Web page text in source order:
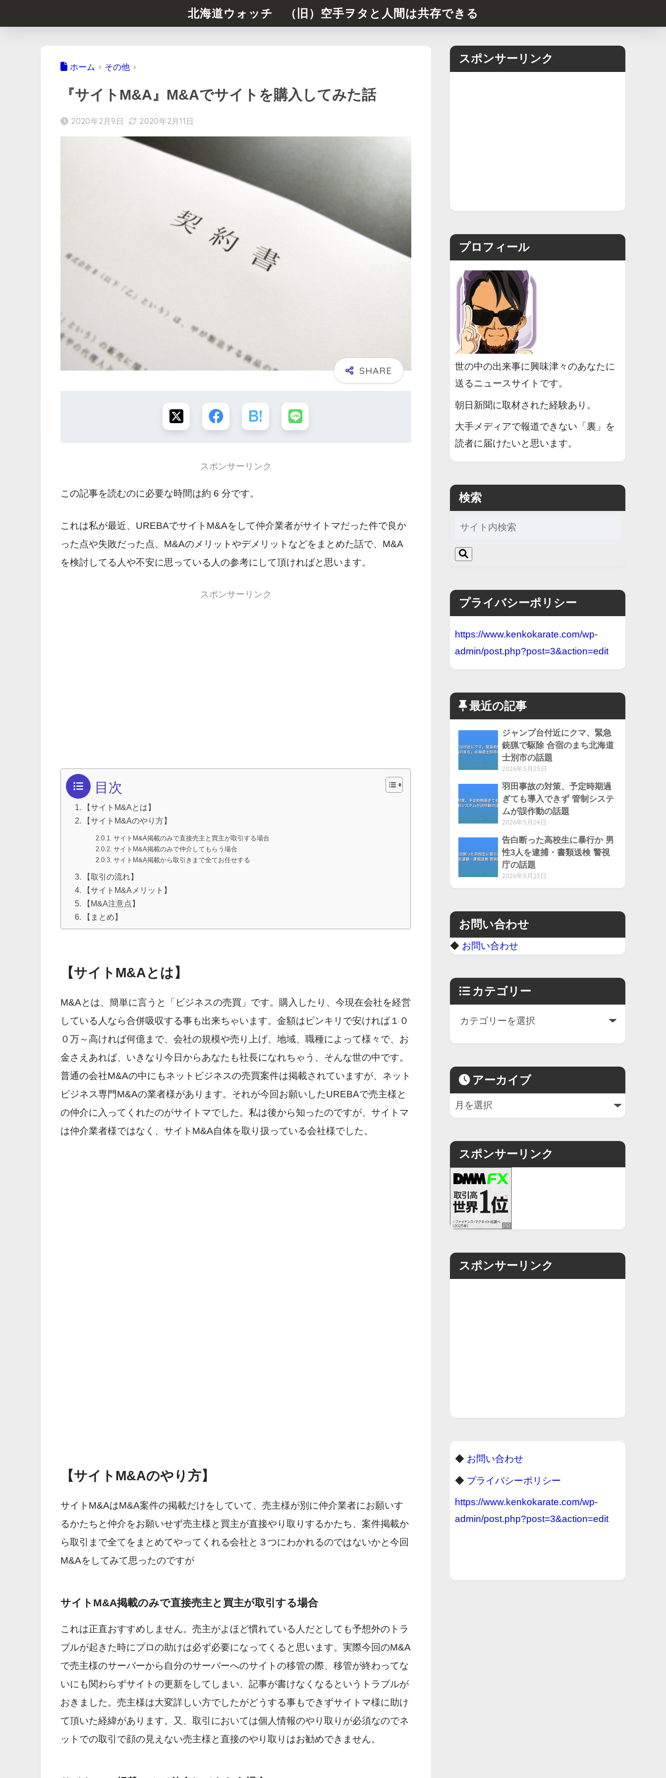
北海道ウォッチ （旧）空手ヲタと人間は共存できる
ホーム その他
『サイトM&A』M&Aでサイトを購入してみた話
2020年2月9日 2020年2月11日
スポンサーリンク
この記事を読むのに必要な時間は約 6 分です。
これは私が最近、UREBAでサイトM&Aをして仲介業者がサイトマだった件で良か
った点や失敗だった点、M&Aのメリットやデメリットなどをまとめた話で、M&A
を検討してる人や不安に思っている人の参考にして頂ければと思います。
スポンサーリンク
目次
【サイトM&Aとは】
【サイトM&Aのやり方】
サイトM&A掲載のみで直接売主と買主が取引する場合
サイトM&A掲載のみで仲介してもらう場合
サイトM&A掲載から取引きまで全てお任せする
【取引の流れ】
【サイトM&Aメリット】
【M&A注意点】
【まとめ】
【サイトM&Aとは】
M&Aとは、簡単に言うと「ビジネスの売買」です。購入したり、今現在会社を経営
している人なら合併吸収する事も出来ちゃいます。金額はピンキリで安ければ１０
０万～高ければ何億まで、会社の規模や売り上げ、地域、職種によって様々で、お
金さえあれば、いきなり今日からあなたも社長になれちゃう、そんな世の中です。
普通の会社M&Aの中にもネットビジネスの売買案件は掲載されていますが、ネット
ビジネス専門M&Aの業者様があります。それが今回お願いしたUREBAで売主様と
の仲介に入ってくれたのがサイトマでした。私は後から知ったのですが、サイトマ
は仲介業者様ではなく、サイトM&A自体を取り扱っている会社様でした。
【サイトM&Aのやり方】
サイトM&AはM&A案件の掲載だけをしていて、売主様が別に仲介業者にお願いす
るかたちと仲介をお願いせず売主様と買主が直接やり取りするかたち、案件掲載か
ら取引まで全てをまとめてやってくれる会社と３つにわかれるのではないかと今回
M&Aをしてみて思ったのですが
サイトM&A掲載のみで直接売主と買主が取引する場合
これは正直おすすめしません。売主がよほど慣れている人だとしても予想外のトラ
ブルが起きた時にプロの助けは必ず必要になってくると思います。実際今回のM&A
で売主様のサーバーから自分のサーバーへのサイトの移管の際、移管が終わってな
いにも関わらずサイトの更新をしてしまい、記事が書けなくなるというトラブルが
おきました。売主様は大変詳しい方でしたがどうする事もできずサイトマ様に助け
て頂いた経緯があります。又、取引においては個人情報のやり取りが必須なのでネ
ットでの取引で顔の見えない売主様と直接のやり取りはお勧めできません。
スポンサーリンク
プロフィール
世の中の出来事に興味津々のあなたに
送るニュースサイトです。
朝日新聞に取材された経験あり。
大手メディアで報道できない「裏」を
読者に届けたいと思います。
検索
プライバシーポリシー
https://www.kenkokarate.com/wp-
admin/post.php?post=3&action=edit
最近の記事
ジャンプ台付近にクマ、緊急
銃猟で駆除 合宿のまち北海道
士別市の話題
2026年5月25日
羽田事故の対策、予定時期過
ぎても導入できず 管制システ
ムが誤作動の話題
2026年5月24日
告白断った高校生に暴行か 男
性3人を逮捕・書類送検 警視
庁の話題
2026年5月23日
お問い合わせ
◆ お問い合わせ
カテゴリー
アーカイブ
スポンサーリンク
スポンサーリンク
◆ お問い合わせ
◆ プライバシーポリシー
https://www.kenkokarate.com/wp-
admin/post.php?post=3&action=edit